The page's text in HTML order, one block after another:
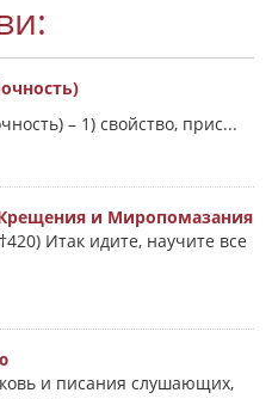
– 1) свойство, прис...
и Миропомазания
Итак идите, научите все
и писания слушающих,